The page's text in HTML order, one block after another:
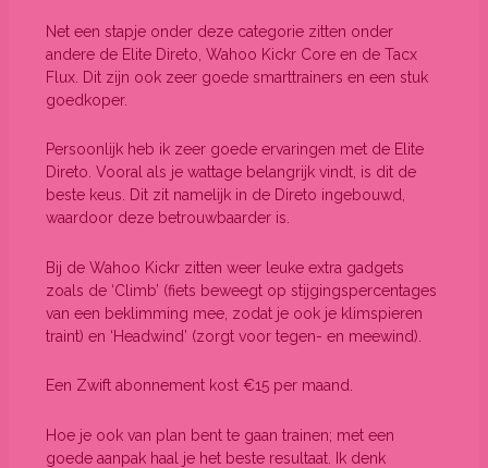
Net een stapje onder deze categorie zitten onder
andere de Elite Direto, Wahoo Kickr Core en de Tacx
Flux. Dit zijn ook zeer goede smarttrainers en een stuk
goedkoper.
Persoonlijk heb ik zeer goede ervaringen met de Elite
Direto. Vooral als je wattage belangrijk vindt, is dit de
beste keus. Dit zit namelijk in de Direto ingebouwd,
waardoor deze betrouwbaarder is.
Bij de Wahoo Kickr zitten weer leuke extra gadgets
zoals de ‘Climb’ (fiets beweegt op stijgingspercentages
van een beklimming mee, zodat je ook je klimspieren
traint) en ‘Headwind’ (zorgt voor tegen- en meewind).
Een Zwift abonnement kost €15 per maand.
Hoe je ook van plan bent te gaan trainen; met een
goede aanpak haal je het beste resultaat. Ik denk